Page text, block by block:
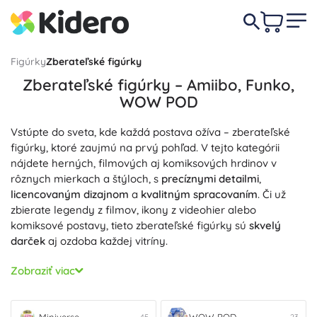
FigúrkyZberateľské figúrky
Zberateľské figúrky – Amiibo, Funko,
WOW POD
Vstúpte do sveta, kde každá postava ožíva – zberateľské
figúrky, ktoré zaujmú na prvý pohľad. V tejto kategórii
nájdete herných, filmových aj komiksových hrdinov v
rôznych mierkach a štýloch, s precíznymi detailmi,
licencovaným dizajnom a kvalitným spracovaním. Či už
zbierate legendy z filmov, ikony z videohier alebo
komiksové postavy, tieto zberateľské figúrky sú skvelý
darček aj ozdoba každej vitríny.
Pre hráčov je tu
hraním a vo vybraných tituloch ponúka jedinečné
Funko
s ikonickým štýlom, širokou škálou sérií a častými
Zobraziť viac